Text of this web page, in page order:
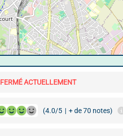
FERMÉ ACTUELLEMENT
(4.0/5 | + de 70 notes)